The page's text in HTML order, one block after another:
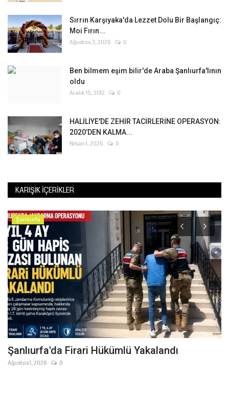
Sırrın Karşıyaka'da Lezzet Dolu Bir Başlangıç:
Moi Fırın...
Ağustos 3, 2026 0
Ben bilmem eşim bilir'de Araba Şanlıurfa'lının
oldu
Aralık 15, 2012 0
HALİLİYE'DE ZEHİR TACİRLERİNE OPERASYON:
2020’DEN KALMA...
Nisan 1, 2026 0
KARIŞIK İÇERIKLER
Şanlıurfa
Şanlıurfa'da Firari Hükümlü Yakalandı
Ağustos 1, 2026 0